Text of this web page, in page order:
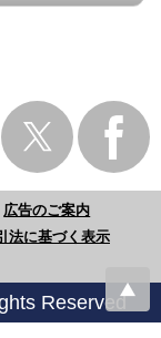
広告のご案内
法に基づく表示
Reserved